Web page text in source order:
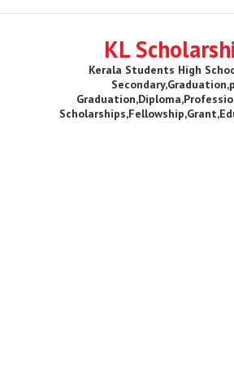
KL
Kerala Students High